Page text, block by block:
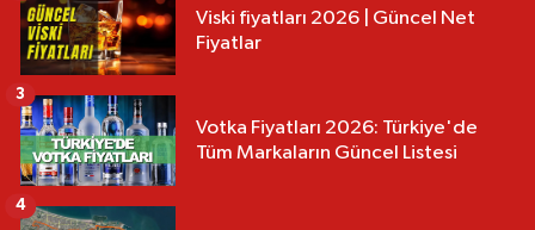
Viski fiyatları 2026 | Güncel Net
Fiyatlar
Votka Fiyatları 2026: Türkiye'de
Tüm Markaların Güncel Listesi
3
4